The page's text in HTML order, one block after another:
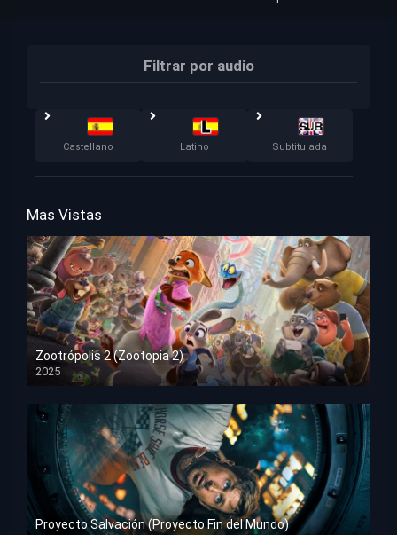
Filtrar por audio
Castellano Latino Subtitulada
Mas Vistas
Zootrópolis 2 (Zootopia 2)
2025
HD 1080p
Proyecto Salvación (Proyecto Fin del Mundo)